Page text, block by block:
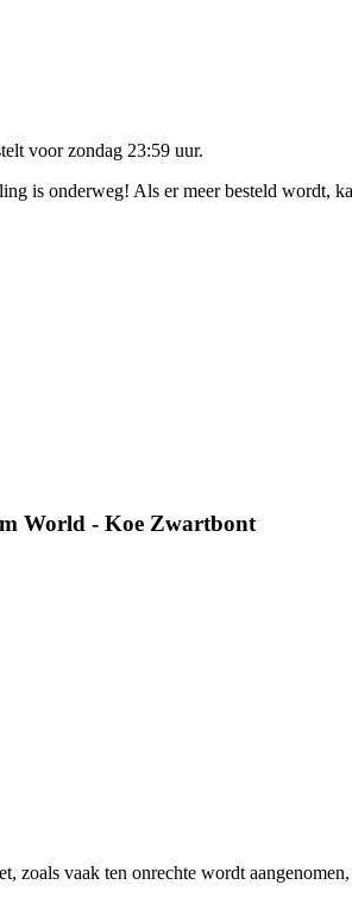
voorzondag 23:59 uur.
is onderweg! Als er meer besteld wordt,
World - Koe Zwartbont
zoals vaak ten onrechte wordt